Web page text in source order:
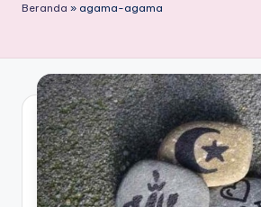
Beranda » agama-agama